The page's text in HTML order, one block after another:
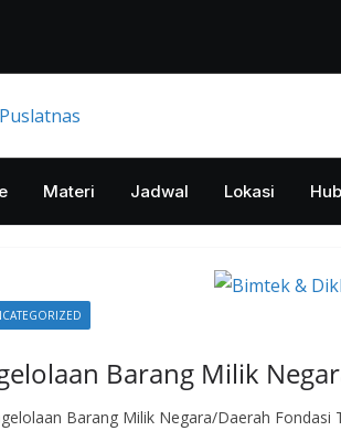
Materi Jadwal Lokasi
Barang Milik
Barang Milik Negara/Daerah